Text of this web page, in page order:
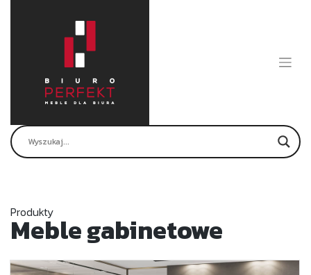
Produkty
Meble gabinetowe